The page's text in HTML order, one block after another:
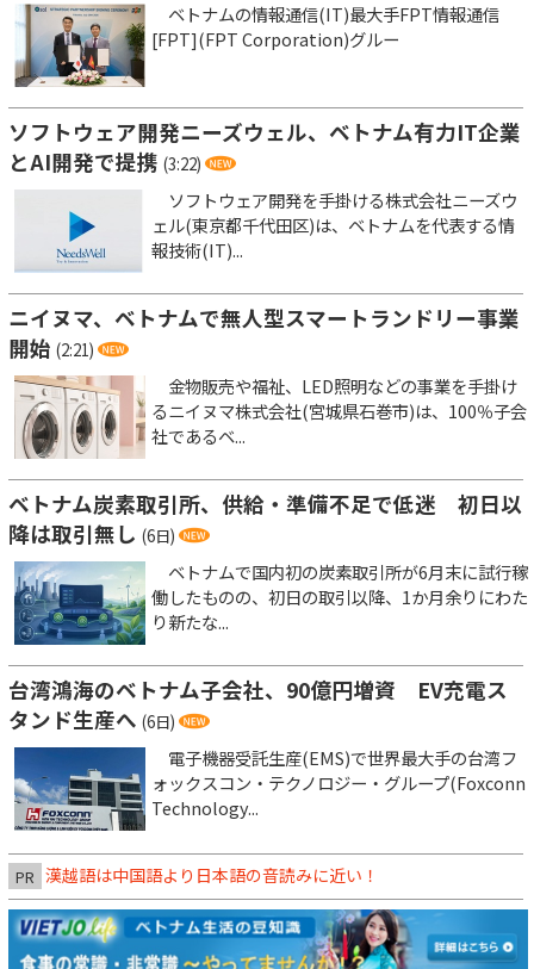
ベトナムの情報通信(IT)最大手FPT情報通信
[FPT](FPT Corporation)グルー
ソフトウェア開発ニーズウェル、ベトナム有力IT企業
とAI開発で提携 (3:22)
ソフトウェア開発を手掛ける株式会社ニーズウ
ェル(東京都千代田区)は、ベトナムを代表する情
報技術(IT)...
ニイヌマ、ベトナムで無人型スマートランドリー事業
開始 (2:21)
金物販売や福祉、LED照明などの事業を手掛け
るニイヌマ株式会社(宮城県石巻市)は、100％子会
社であるベ...
ベトナム炭素取引所、供給・準備不足で低迷 初日以
降は取引無し (6日)
ベトナムで国内初の炭素取引所が6月末に試行稼
働したものの、初日の取引以降、1か月余りにわた
り新たな...
台湾鴻海のベトナム子会社、90億円増資 EV充電ス
タンド生産へ (6日)
電子機器受託生産(EMS)で世界最大手の台湾フ
ォックスコン・テクノロジー・グループ(Foxconn
Technology...
PR 漢越語は中国語より日本語の音読みに近い！